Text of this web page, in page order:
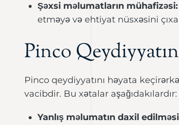
Şəxsi məlumatların mühafizəsi:
etməyə və ehtiyat nüsxəsini
Pinco
Pinco qeydiyyatını həyata
vacibdir. Bu xətalar aşağıdakılardır:
Yanlış məlumatın daxil